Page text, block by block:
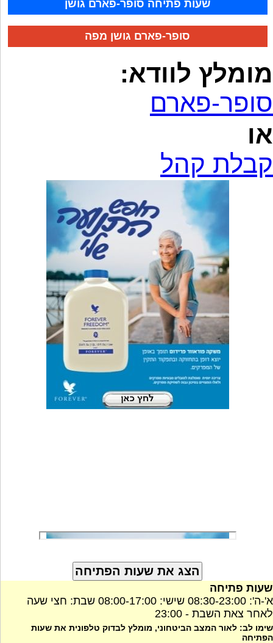
שעות פתיחה סופר-פארם גושן
סופר-פארם גושן מפה
מומלץ לוודא:
סופר-פארם
או
קבלת קהל
שעות פתיחה
א'-ה': 08:30-23:00 שישי: 08:00-17:00 שבת: חצי שעה
לאחר צאת השבת - 23:00
שימו לב: לאור המצב הביטחוני, מומלץ לבדוק טלפונית את שעות
הפתיחה